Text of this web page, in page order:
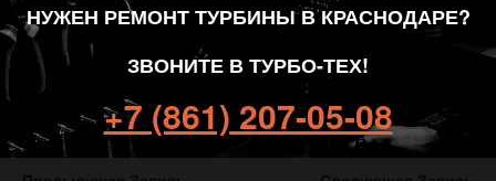
НУЖЕН РЕМОНТ ТУРБИНЫ В КРАСНОДАРЕ?
ЗВОНИТЕ В ТУРБО-ТЕХ!
+7 (861) 207-05-08